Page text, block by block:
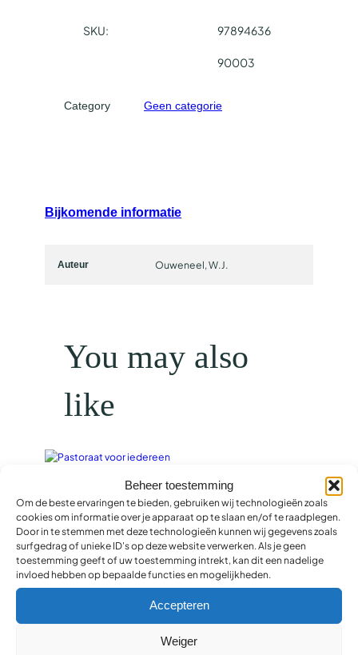
Beheer toestemming
Om de beste ervaringen te bieden, gebruiken wij technologieën zoals
cookies om informatie over je apparaat op te slaan en/of te raadplegen.
Door in te stemmen met deze technologieën kunnen wij gegevens zoals
surfgedrag of unieke ID's op deze website verwerken. Als je geen
toestemming geeft of uw toestemming intrekt, kan dit een nadelige
invloed hebben op bepaalde functies en mogelijkheden.
Accepteren
Weiger
e
R
A
n
a
l
SKU: 97894636
90003
Category Geen categorie
Bijkomende informatie
Auteur Ouweneel, W.J.
You may also
like
€15,99
Toevoegen aan winkelwagen
2 Korintiers POD
€35,99
Toevoegen aan winkelwagen
€12,95
Toevoegen aan winkelwagen